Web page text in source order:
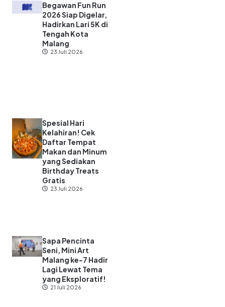
Begawan Fun Run
2026 Siap Digelar,
Hadirkan Lari 5K di
Tengah Kota
Malang
23 Juli 2026
Spesial Hari
Kelahiran! Cek
Daftar Tempat
Makan dan Minum
yang Sediakan
Birthday Treats
Gratis
23 Juli 2026
Sapa Pencinta
Seni, Mini Art
Malang ke-7 Hadir
Lagi Lewat Tema
yang Eksploratif!
21 Juli 2026